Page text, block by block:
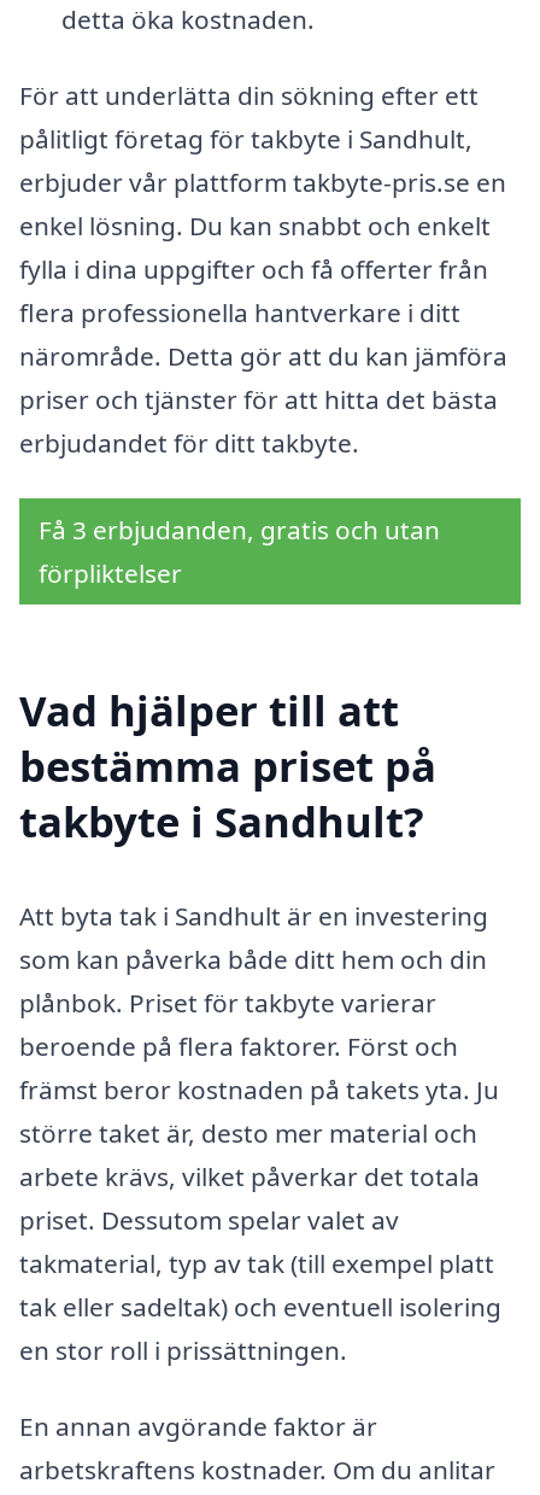
detta öka kostnaden.
För att underlätta din sökning efter ett
pålitligt företag för takbyte i Sandhult,
erbjuder vår plattform takbyte-pris.se en
enkel lösning. Du kan snabbt och enkelt
fylla i dina uppgifter och få offerter från
flera professionella hantverkare i ditt
närområde. Detta gör att du kan jämföra
priser och tjänster för att hitta det bästa
erbjudandet för ditt takbyte.
Få 3 erbjudanden, gratis och utan
förpliktelser
Vad hjälper till att
bestämma priset på
takbyte i Sandhult?
Att byta tak i Sandhult är en investering
som kan påverka både ditt hem och din
plånbok. Priset för takbyte varierar
beroende på flera faktorer. Först och
främst beror kostnaden på takets yta. Ju
större taket är, desto mer material och
arbete krävs, vilket påverkar det totala
priset. Dessutom spelar valet av
takmaterial, typ av tak (till exempel platt
tak eller sadeltak) och eventuell isolering
en stor roll i prissättningen.
En annan avgörande faktor är
arbetskraftens kostnader. Om du anlitar